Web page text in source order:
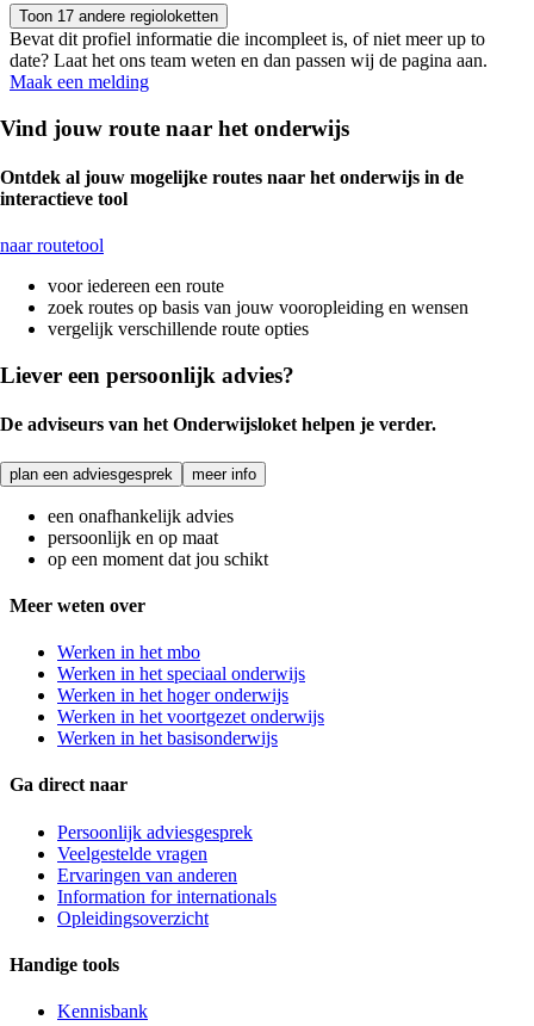
Toon 17 andere regioloketten
Bevat dit profiel informatie die incompleet is, of niet meer up to
date? Laat het ons team weten en dan passen wij de pagina aan.
Maak een melding
Vind jouw route naar het onderwijs
Ontdek al jouw mogelijke routes naar het onderwijs in de
interactieve tool
naar routetool
voor iedereen een route
zoek routes op basis van jouw vooropleiding en wensen
vergelijk verschillende route opties
Liever een persoonlijk advies?
De adviseurs van het Onderwijsloket helpen je verder.
plan een adviesgesprek meer info
een onafhankelijk advies
persoonlijk en op maat
op een moment dat jou schikt
Meer weten over
Werken in het mbo
Werken in het speciaal onderwijs
Werken in het hoger onderwijs
Werken in het voortgezet onderwijs
Werken in het basisonderwijs
Ga direct naar
Persoonlijk adviesgesprek
Veelgestelde vragen
Ervaringen van anderen
Information for internationals
Opleidingsoverzicht
Handige tools
Kennisbank